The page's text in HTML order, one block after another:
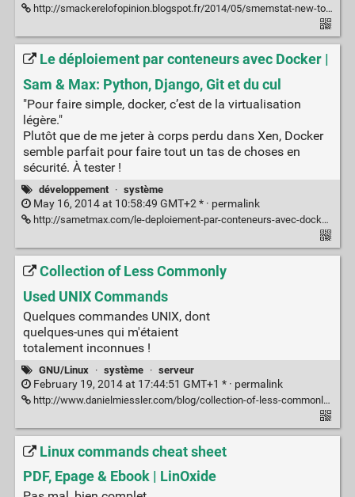
http://smackerelofopinion.blogspot.fr/2014/05/smemstat-new-tool-to-report-shared.html
Le déploiement par conteneurs avec Docker |
Sam & Max: Python, Django, Git et du cul
"Pour faire simple, docker, c’est de la virtualisation
légère."
Plutôt que de me jeter à corps perdu dans Xen, Docker
semble parfait pour faire tout un tas de choses en
sécurité. À tester !
développement · système
May 16, 2014 at 10:58:49 GMT+2 * · permalink
http://sametmax.com/le-deploiement-par-conteneurs-avec-docker/
Collection of Less Commonly
Used UNIX Commands
Quelques commandes UNIX, dont
quelques-unes qui m'étaient
totalement inconnues !
GNU/Linux · système · serveur
February 19, 2014 at 17:44:51 GMT+1 * · permalink
http://www.danielmiessler.com/blog/collection-of-less-commonly-used-unix-commands
Linux commands cheat sheet
PDF, Epage & Ebook | LinOxide